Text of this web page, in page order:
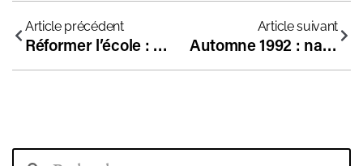
Article précédent
Réformer l’école : mieux éduquer à moindre coût
Article suivant
Automne 1992 : naissance d’une école